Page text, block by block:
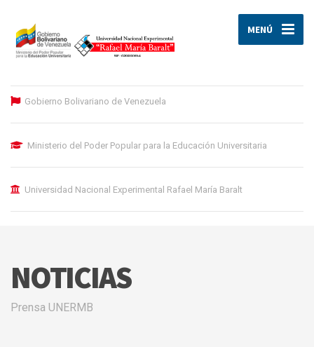
MENÚ
Gobierno Bolivariano de Venezuela
Ministerio del Poder Popular para la Educación Universitaria
Universidad Nacional Experimental Rafael María Baralt
NOTICIAS
Prensa UNERMB